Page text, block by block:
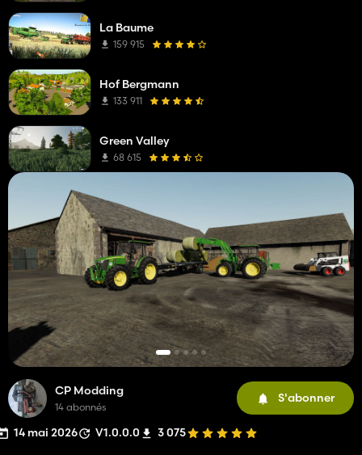
CP Modding
14 abonnés
S'abonner
14 mai 2026 V1.0.0.0 3 075
La Baume
159 915
Hof Bergmann
133 911
Green Valley
68 615